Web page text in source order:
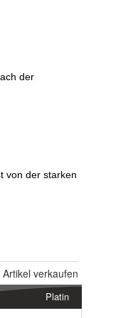
Artikel verkaufen
Platin